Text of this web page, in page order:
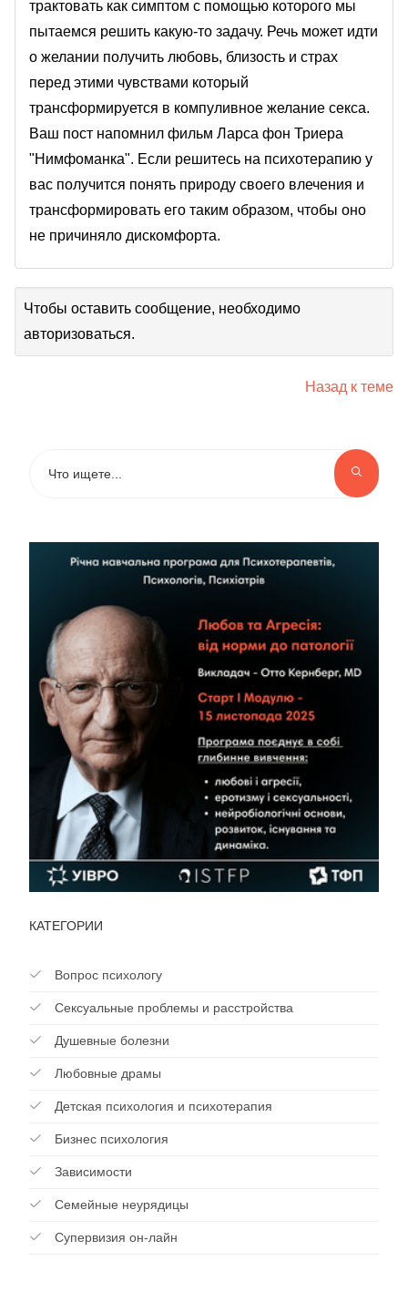
трактовать как симптом с помощью которого мы
пытаемся решить какую-то задачу. Речь может идти
о желании получить любовь, близость и страх
перед этими чувствами который
трансформируется в компуливное желание секса.
Ваш пост напомнил фильм Ларса фон Триера
"Нимфоманка". Если решитесь на психотерапию у
вас получится понять природу своего влечения и
трансформировать его таким образом, чтобы оно
не причиняло дискомфорта.
Чтобы оставить сообщение, необходимо
авторизоваться.
Назад к теме
КАТЕГОРИИ
Вопрос психологу
Сексуальные проблемы и расстройства
Душевные болезни
Любовные драмы
Детская психология и психотерапия
Бизнес психология
Зависимости
Cемейные неурядицы
Супервизия он-лайн